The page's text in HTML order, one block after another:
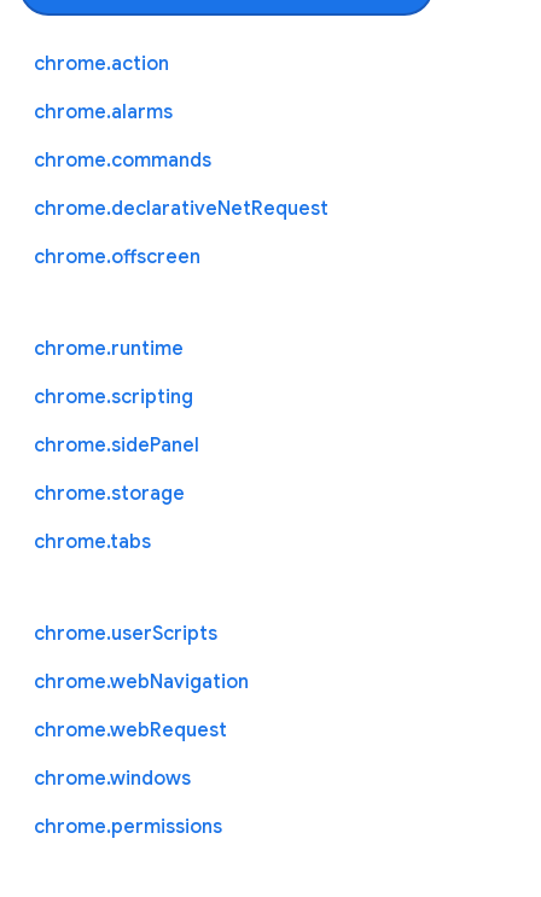
chrome.action
chrome.alarms
chrome.commands
chrome.declarativeNetRequest
chrome.offscreen
chrome.runtime
chrome.scripting
chrome.sidePanel
chrome.storage
chrome.tabs
chrome.userScripts
chrome.webNavigation
chrome.webRequest
chrome.windows
chrome.permissions